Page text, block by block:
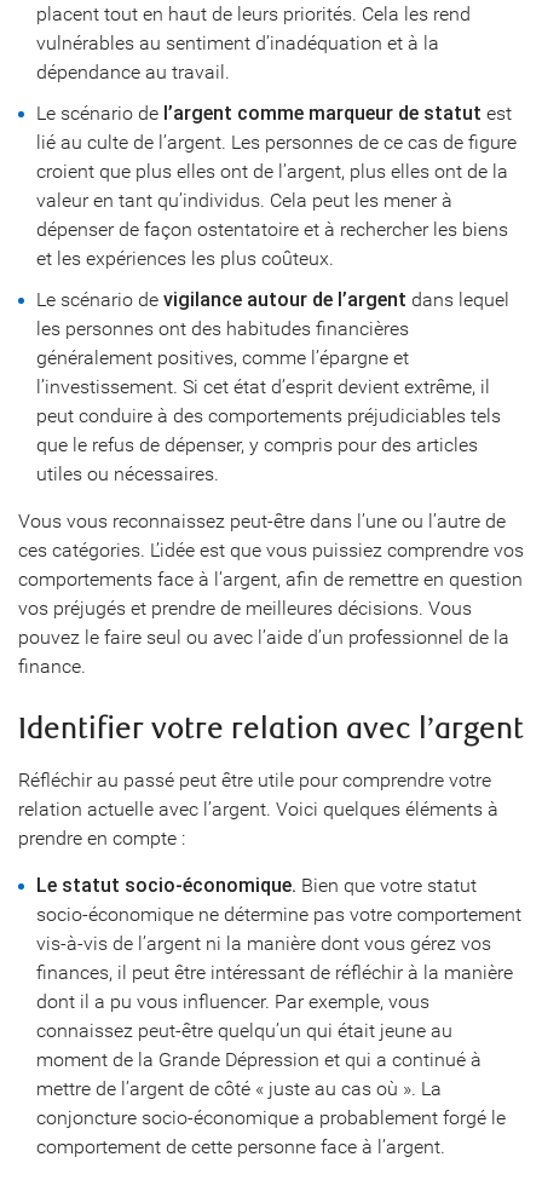
placent tout en haut de leurs priorités. Cela les rend
vulnérables au sentiment d’inadéquation et à la
dépendance au travail.
Le scénario de l’argent comme marqueur de statut est
lié au culte de l’argent. Les personnes de ce cas de figure
croient que plus elles ont de l’argent, plus elles ont de la
valeur en tant qu’individus. Cela peut les mener à
dépenser de façon ostentatoire et à rechercher les biens
et les expériences les plus coûteux.
Le scénario de vigilance autour de l’argent dans lequel
les personnes ont des habitudes financières
généralement positives, comme l’épargne et
l’investissement. Si cet état d’esprit devient extrême, il
peut conduire à des comportements préjudiciables tels
que le refus de dépenser, y compris pour des articles
utiles ou nécessaires.
Vous vous reconnaissez peut-être dans l’une ou l’autre de
ces catégories. L’idée est que vous puissiez comprendre vos
comportements face à l’argent, afin de remettre en question
vos préjugés et prendre de meilleures décisions. Vous
pouvez le faire seul ou avec l’aide d’un professionnel de la
finance.
Identifier votre relation avec l’argent
Réfléchir au passé peut être utile pour comprendre votre
relation actuelle avec l’argent. Voici quelques éléments à
prendre en compte :
Le statut socio-économique. Bien que votre statut
socio-économique ne détermine pas votre comportement
vis-à-vis de l’argent ni la manière dont vous gérez vos
finances, il peut être intéressant de réfléchir à la manière
dont il a pu vous influencer. Par exemple, vous
connaissez peut-être quelqu’un qui était jeune au
moment de la Grande Dépression et qui a continué à
mettre de l’argent de côté « juste au cas où ». La
conjoncture socio-économique a probablement forgé le
comportement de cette personne face à l’argent.